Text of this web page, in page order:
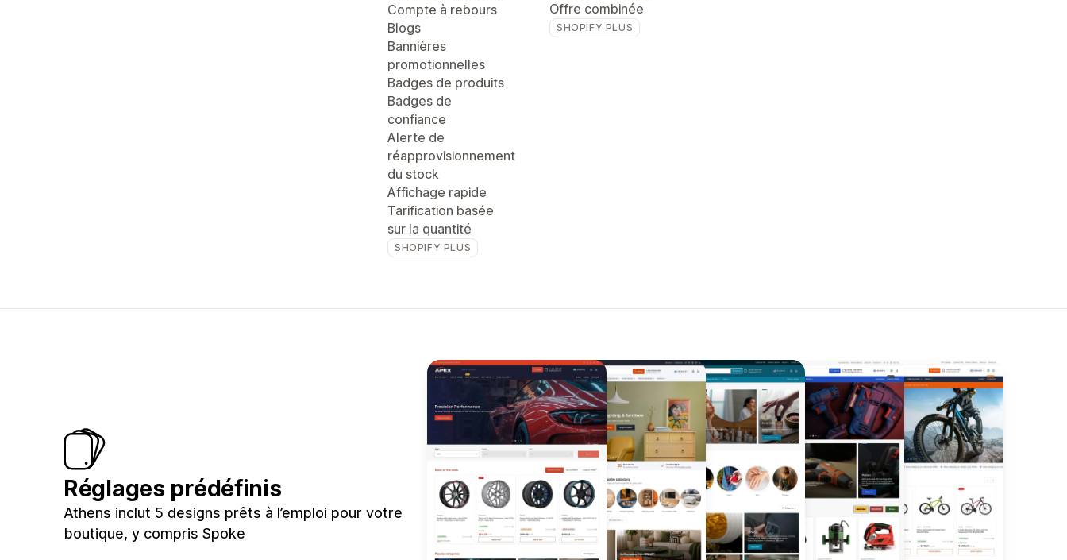
Compte à rebours
Blogs
Bannières
promotionnelles
Badges de produits
Badges de
confiance
Alerte de
réapprovisionnement
du stock
Affichage rapide
Tarification basée
sur la quantité
SHOPIFY PLUS
Offre combinée
SHOPIFY PLUS
Réglages prédéfinis
Athens inclut 5 designs prêts à l’emploi pour votre
boutique, y compris Spoke